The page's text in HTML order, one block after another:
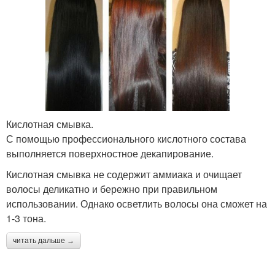
Кислотная смывка.
С помощью профессионального кислотного состава
выполняется поверхностное декапирование.
Кислотная смывка не содержит аммиака и очищает
волосы деликатно и бережно при правильном
использовании. Однако осветлить волосы она сможет на
1-3 тона.
читать дальше →